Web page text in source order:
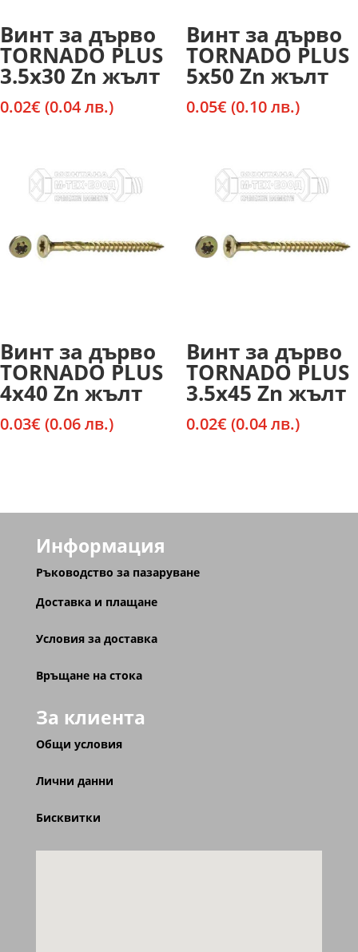
Винт за дърво
TORNADO PLUS
3.5х30 Zn жълт
0.02€ (0.04 лв.)
Винт за дърво
TORNADO PLUS
5х50 Zn жълт
0.05€ (0.10 лв.)
Винт за дърво
TORNADO PLUS
4х40 Zn жълт
0.03€ (0.06 лв.)
Винт за дърво
TORNADO PLUS
3.5х45 Zn жълт
0.02€ (0.04 лв.)
Информация
Ръководство за пазаруване
Доставка и плащане
Условия за доставка
Връщане на стока
За клиента
Общи условия
Лични данни
Бисквитки